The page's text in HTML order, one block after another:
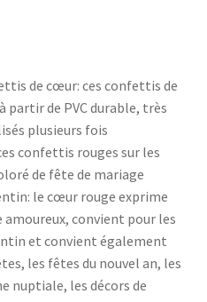
de cœur: ces confettis de
de PVC durable, très
plusieurs fois
confettis rouges sur les
de fête de mariage
le cœur rouge exprime
convient pour les
et convient également
les fêtes du nouvel an, les
nuptiale, les décors de